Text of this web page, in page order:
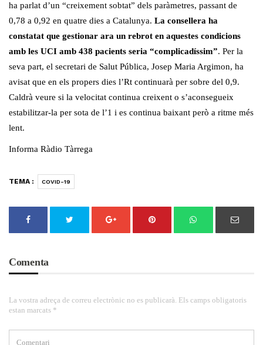
ha parlat d’un “creixement sobtat” dels paràmetres, passant de
0,78 a 0,92 en quatre dies a Catalunya. La consellera ha
constatat que gestionar ara un rebrot en aquestes condicions
amb les UCI amb 438 pacients seria “complicadíssim”. Per la
seva part, el secretari de Salut Pública, Josep Maria Argimon, ha
avisat que en els propers dies l’Rt continuarà per sobre del 0,9.
Caldrà veure si la velocitat continua creixent o s’aconsegueix
estabilitzar-la per sota de l’1 i es continua baixant però a ritme més
lent.
Informa Ràdio Tàrrega
TEMA : COVID-19
Comenta
La vostra adreça de correu electrònic no es publicarà. Els camps obligatoris
estan marcats *